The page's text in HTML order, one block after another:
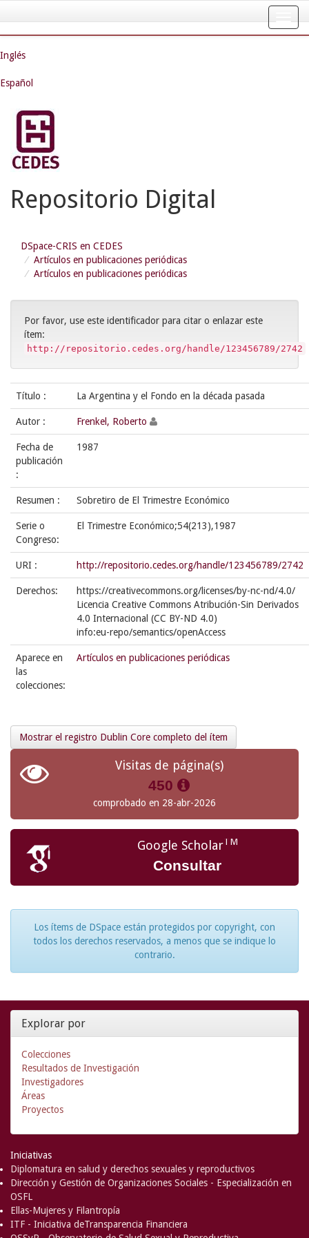
navigation
Inglés
Español
Repositorio Digital
DSpace-CRIS en CEDES
Artículos en publicaciones periódicas
Artículos en publicaciones periódicas
Por favor, use este identificador para citar o enlazar este
ítem:
http://repositorio.cedes.org/handle/123456789/2742
Título : La Argentina y el Fondo en la década pasada
Autor : Frenkel, Roberto
Fecha de
publicación
:
1987
Resumen : Sobretiro de El Trimestre Económico
Serie o
Congreso:
El Trimestre Económico;54(213),1987
URI : http://repositorio.cedes.org/handle/123456789/2742
Derechos:
https://creativecommons.org/licenses/by-nc-nd/4.0/
Licencia Creative Commons Atribución-Sin Derivados
4.0 Internacional (CC BY-ND 4.0)
info:eu-repo/semantics/openAccess
Aparece en
las
colecciones:
Artículos en publicaciones periódicas
Mostrar el registro Dublin Core completo del ítem
Visitas de página(s)
450
comprobado en 28-abr-2026
Google ScholarTM
Consultar
Los ítems de DSpace están protegidos por copyright, con
todos los derechos reservados, a menos que se indique lo
contrario.
Explorar por
Colecciones
Resultados de Investigación
Investigadores
Áreas
Proyectos
Iniciativas
Diplomatura en salud y derechos sexuales y reproductivos
Dirección y Gestión de Organizaciones Sociales - Especialización en
OSFL
Ellas-Mujeres y Filantropía
ITF - Iniciativa deTransparencia Financiera